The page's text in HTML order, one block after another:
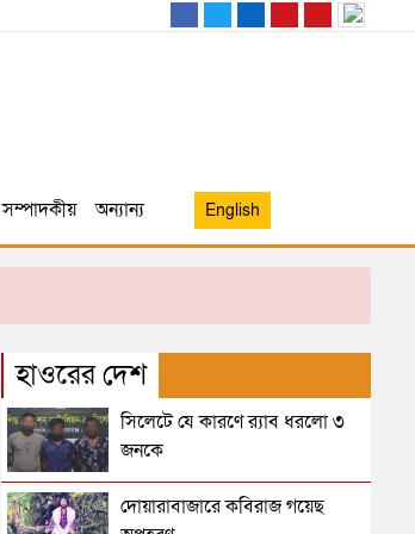
সম্পাদকীয় অন্যান্য English
হাওরের দেশ
সিলেটে যে কারণে র‌্যাব ধরলো ৩
জনকে
দোয়ারাবাজারে কবিরাজ গয়েছ